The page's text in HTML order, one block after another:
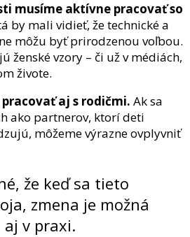
musíme aktívne pracovať so
by mali vidieť, že technické a
môžu byť prirodzenou voľbou.
ženské vzory – či už v médiách,
živote.
aj s rodičmi. Ak sa
ako partnerov, ktorí deti
môžeme výrazne ovplyvniť
že keď sa tieto
zmena je možná
aj v praxi.